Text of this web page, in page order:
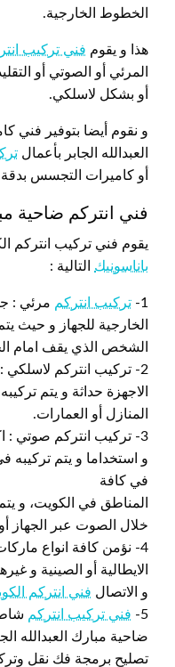
الخطوط الخارجية.
هذا و يقوم فني تركيب
المرئي أو الصوتي أو
أو بشكل لاسلكي.
و نقوم أيضا بتوفير فني
العبدالله الجابر بأعمال
أو كاميرات التجسس
فني انتركم ضاحية
يقوم فني تركيب انتركم
باناسونيك التالية :
1- تركيب انتركم مرئي :
الخارجية للجهاز و حيث
الشخص الذي يقف امام
2- تركيب انتركم لاسلكي
الاجهزة حداثة و يتم
المنازل أو العمارات.
3- تركيب انتركم صوتي :
و استخداما و يتم تركيبه
في كافة
المناطق في الكويت، و
خلال الصوت عبر الجهاز
4- نؤمن كافة انواع
الايطالية أو الصينية و
و الاتصال فني انتركم
5-
فني تركيب انتركم
ضاحية مبارك العبدالله
تصليح برمجة فك نقل